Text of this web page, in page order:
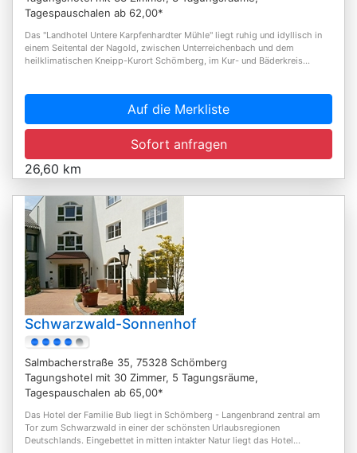
Tagespauschalen ab 62,00*
Das "Landhotel Untere Karpfenhardter Mühle" liegt ruhig und idyllisch in
einem Seitental der Nagold, zwischen Unterreichenbach und dem
heilklimatischen Kneipp-Kurort Schömberg, im Kur- und Bäderkreis...
Auf die Merkliste
Sofort anfragen
26,60 km
Schwarzwald-Sonnenhof
Salmbacherstraße 35, 75328 Schömberg
Tagungshotel mit 30 Zimmer, 5 Tagungsräume,
Tagespauschalen ab 65,00*
Das Hotel der Familie Bub liegt in Schömberg - Langenbrand zentral am
Tor zum Schwarzwald in einer der schönsten Urlaubsregionen
Deutschlands. Eingebettet in mitten intakter Natur liegt das Hotel...